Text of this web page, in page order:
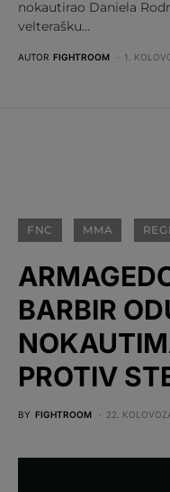
nokautirao Daniela
velterašku…
AUTOR FIGHTROOM 1.
FNC MMA
BARBIR
PROTIV
BY FIGHTROOM 22.